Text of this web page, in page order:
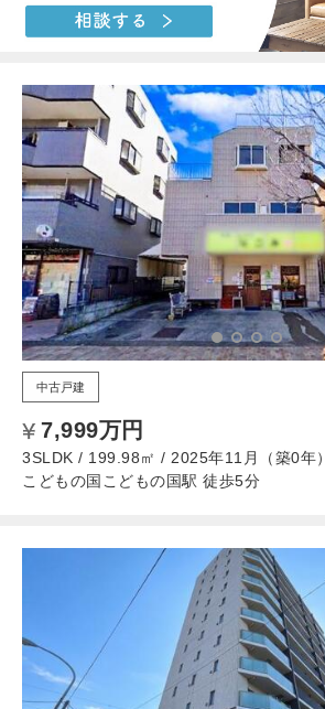
中古戸建
7,999万円
3SLDK / 199.98㎡ / 2025年11月（築0年）
こどもの国こどもの国駅 徒歩5分